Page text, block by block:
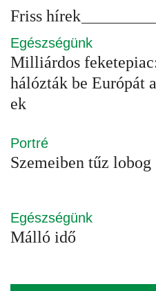
Friss hírek
Egészségünk
Milliárdos
hálózták be Európát
ek
Portré
Szemeiben tűz lobog
Egészségünk
Málló idő